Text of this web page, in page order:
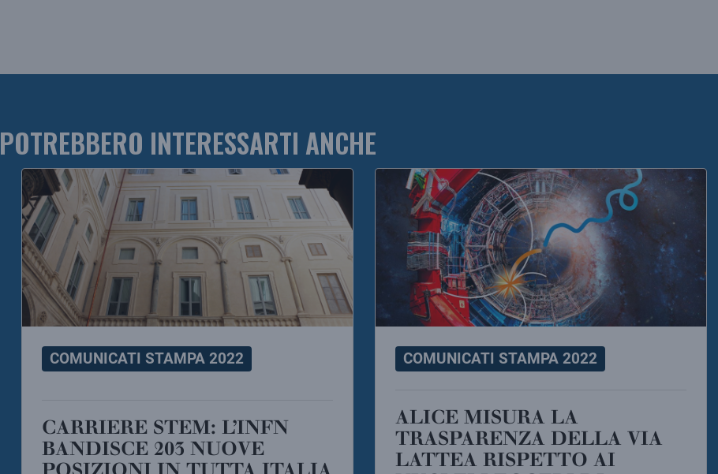
POTREBBERO INTERESSARTI ANCHE
COMUNICATI STAMPA 2022
CARRIERE STEM: L’INFN
BANDISCE 203 NUOVE
COMUNICATI STAMPA 2022
ALICE MISURA LA
TRASPARENZA DELLA VIA
LATTEA RISPETTO AI